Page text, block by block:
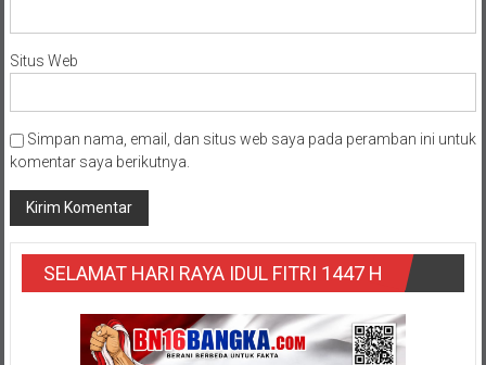
Situs Web
Simpan nama, email, dan situs web saya pada peramban ini untuk
komentar saya berikutnya.
SELAMAT HARI RAYA IDUL FITRI 1447 H